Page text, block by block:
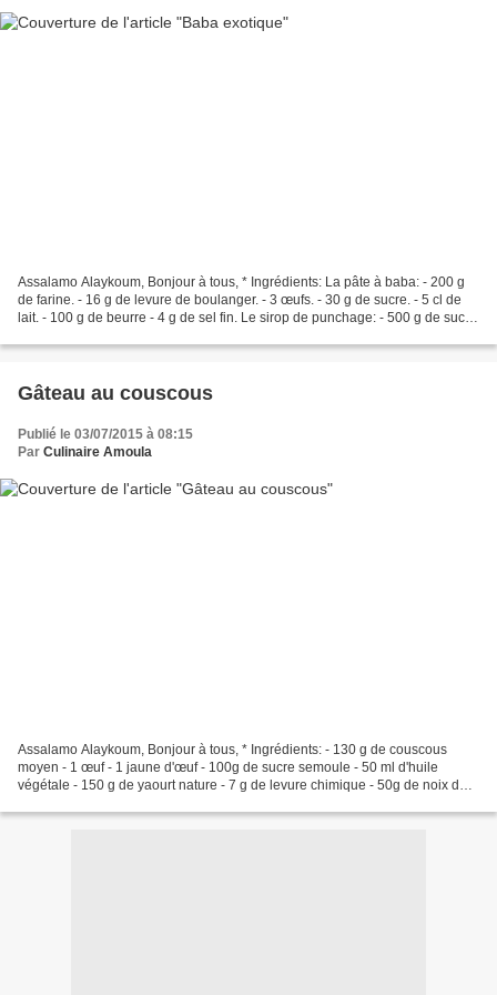
Assalamo Alaykoum, Bonjour à tous, * Ingrédients: La pâte à baba: - 200 g
de farine. - 16 g de levure de boulanger. - 3 œufs. - 30 g de sucre. - 5 cl de
lait. - 100 g de beurre - 4 g de sel fin. Le sirop de punchage: - 500 g de sucre
Gâteau au couscous
Publié le 03/07/2015 à 08:15
Par Culinaire Amoula
Assalamo Alaykoum, Bonjour à tous, * Ingrédients: - 130 g de couscous
moyen - 1 œuf - 1 jaune d'œuf - 100g de sucre semoule - 50 ml d'huile
végétale - 150 g de yaourt nature - 7 g de levure chimique - 50g de noix de